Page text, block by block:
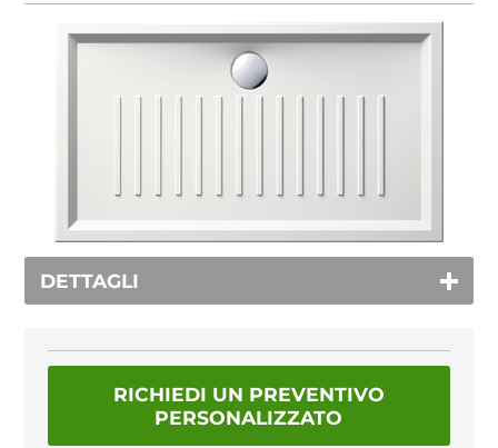
DETTAGLI
RICHIEDI UN PREVENTIVO
PERSONALIZZATO